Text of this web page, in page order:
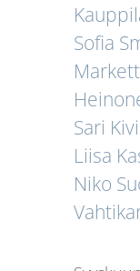
Sofia
Sari
Liisa
Niko